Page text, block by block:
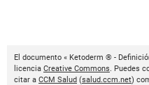
El documento « Ketoderm ® -
licencia Creative Commons. Puedes
citar a CCM Salud (salud.ccm.net)